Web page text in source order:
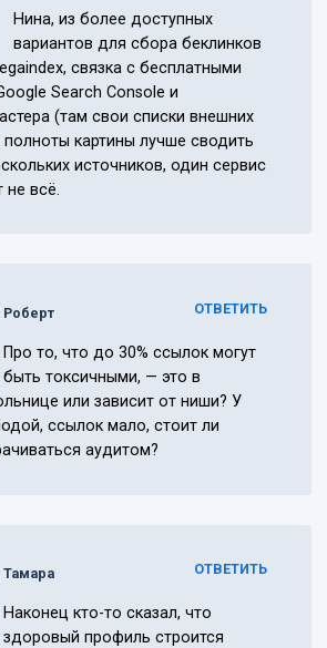
Нина, из более доступных
вариантов для сбора беклинков
связка с бесплатными
Search Console и
(там свои списки внешних
картины лучше сводить
источников, один сервис
не всё.
ОТВЕТИТЬ
Роберт
Про то, что до 30% ссылок могут
быть токсичными, — это в
или зависит от ниши? У
ссылок мало, стоит ли
аудитом?
ОТВЕТИТЬ
Тамара
Наконец кто-то сказал, что
здоровый профиль строится